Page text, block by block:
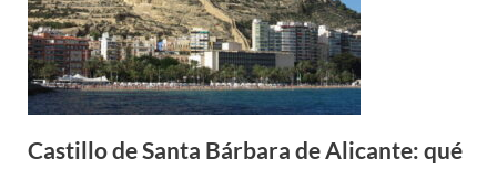
Castillo de Santa Bárbara de Alicante: qué